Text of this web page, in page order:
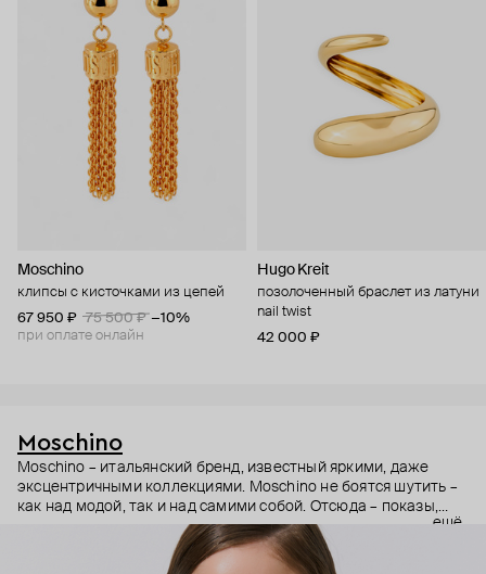
Moschino
клипсы с кисточками из цепей
67 950 ₽
75 500 ₽ −10%
при оплате онлайн
Hugo Kreit
позолоченный браслет из латуни
nail twist
42 000 ₽
Moschino
Moschino – итальянский бренд, известный яркими, даже
эксцентричными коллекциями. Moschino не боятся шутить –
как над модой, так и над самими собой. Отсюда – показы,
мгновенно становящиеся главными событиями, вирусные
выходы селебрити (помните Кэти Перри в платье-люстре на
бале Института костюма Met Gala в 2019 году?) и
ещё